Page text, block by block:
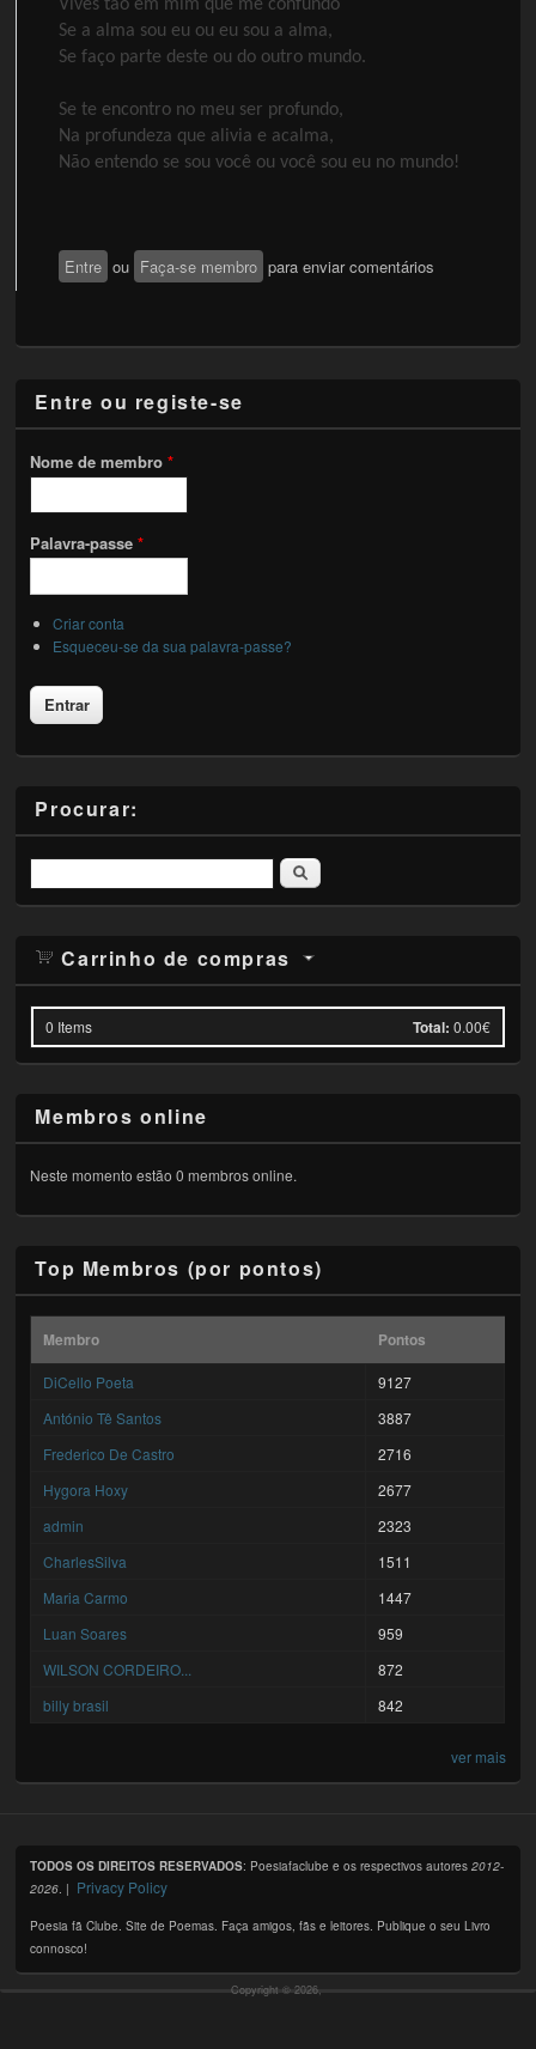
Vives tão em mim que me confundo
Se a alma sou eu ou eu sou a alma,
Se faço parte deste ou do outro mundo.
Se te encontro no meu ser profundo,
Na profundeza que alivia e acalma,
Não entendo se sou você ou você sou eu no mundo!
Entre ou Faça-se membro para enviar comentários
Entre ou registe-se
Nome de membro*
Palavra-passe*
Criar conta
Esqueceu-se da sua palavra-passe?
Procurar:
Pesquisar
Carrinho de compras
0 Items Total: 0.00€
Membros online
Neste momento estão 0 membros online.
Top Membros (por pontos)
Membro Pontos
DiCello Poeta
9127
António Tê Santos
3887
Frederico De Castro
2716
Hygora Hoxy
2677
admin
2323
CharlesSilva
1511
Maria Carmo
1447
Luan Soares
959
WILSON CORDEIRO...
872
billy brasil
842
ver mais
TODOS OS DIREITOS RESERVADOS: Poesiafaclube e os respectivos autores2012-
2026. | Privacy Policy
Poesia fã Clube. Site de Poemas. Faça amigos, fãs e leitores. Publique o seu Livro
connosco!
Copyright © 2026,